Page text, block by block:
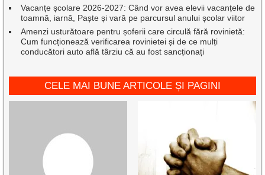
Vacanțe școlare 2026-2027: Când vor avea elevii vacanțele de
toamnă, iarnă, Paște și vară pe parcursul anului școlar viitor
Amenzi usturătoare pentru șoferii care circulă fără rovinietă:
Cum funcționează verificarea rovinietei și de ce mulți
conducători auto află târziu că au fost sancționați
CELE MAI BUNE ARTICOLE ȘI PAGINI